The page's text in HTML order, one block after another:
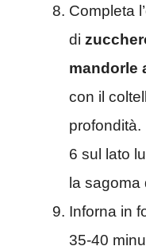
Completa
di
mandorle
con il
profondità.
6 sul lato
la sagoma
Inforna in
35-40